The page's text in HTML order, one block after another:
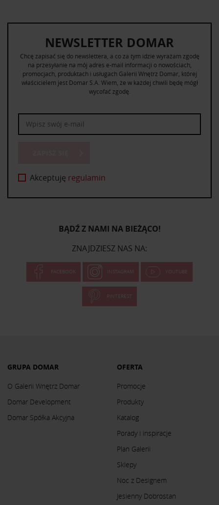
NEWSLETTER DOMAR
Chcę zapisać się do newslettera, a co za tym idzie wyrażam zgodę
na przesyłanie na mój adres e-mail informacji o nowościach,
promocjach, produktach i usługach Galerii Wnętrz Domar, której
właścicielem jest Domar S.A. Wiem, że w każdej chwili będę mógł
wycofać zgodę.
Akceptuję regulamin
BĄDŹ Z NAMI NA BIEŻĄCO!
ZNAJDZIESZ NAS NA:
FACEBOOK INSTAGRAM YOUTUBE
PINTEREST
GRUPA DOMAR
O Galerii Wnętrz Domar
Domar Development
Domar Spółka Akcyjna
OFERTA
Promocje
Produkty
Katalog
Porady i inspiracje
Plan Galerii
Sklepy
Noc z Designem
Jesienny Dobrostan